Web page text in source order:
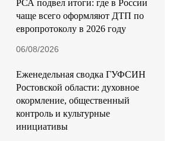
РСА подвел итоги: где в России
чаще всего оформляют ДТП по
европротоколу в 2026 году
06/08/2026
Еженедельная сводка ГУФСИН
Ростовской области: духовное
окормление, общественный
контроль и культурные
инициативы